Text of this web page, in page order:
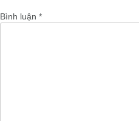
Bình luận *